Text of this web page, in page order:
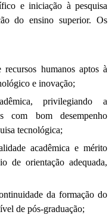
e iniciação à pesquisa
do ensino superior. Os
humanos aptos à
e inovação;
privilegiando a
com bom desempenho
tecnológica;
acadêmica e mérito
de orientação adequada,
da formação do
de pós-graduação;